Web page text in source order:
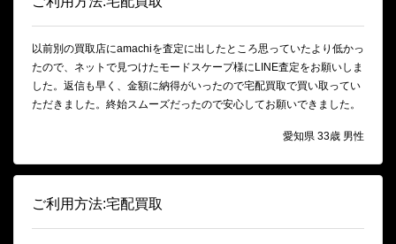
以前別の買取店にamachiを査定に出したところ思っていたより低かっ
たので、ネットで見つけたモードスケープ様にLINE査定をお願いしま
した。返信も早く、金額に納得がいったので宅配買取で買い取ってい
ただきました。終始スムーズだったので安心してお願いできました。
愛知県 33歳 男性
ご利用方法:宅配買取